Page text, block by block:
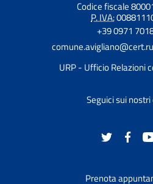
Codice fiscale
P. IVA:
+39 0971
URP - Ufficio Relazioni
Seguici sui
Prenota